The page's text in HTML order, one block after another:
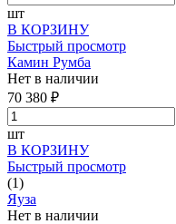
шт
В КОРЗИНУ
Быстрый просмотр
Камин Румба
Нет в наличии
70 380 ₽
шт
В КОРЗИНУ
Быстрый просмотр
(1)
Яуза
Нет в наличии